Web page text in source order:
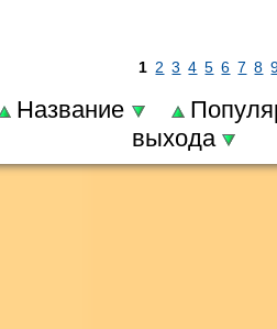
1 2 3 4 5 6 7 8
Название
выхода